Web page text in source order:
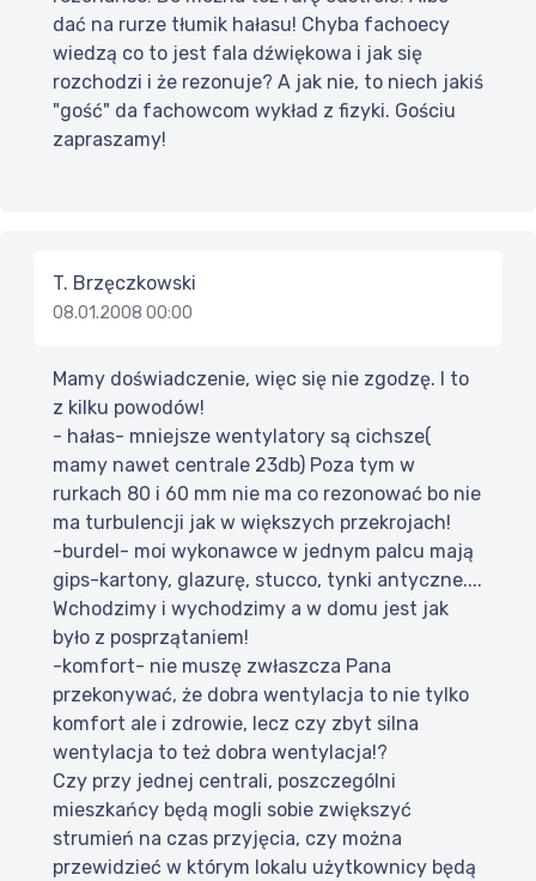
dać na rurze tłumik hałasu! Chyba fachoecy
wiedzą co to jest fala dźwiękowa i jak się
rozchodzi i że rezonuje? A jak nie, to niech jakiś
"gość" da fachowcom wykład z fizyki. Gościu
zapraszamy!
T. Brzęczkowski
08.01.2008 00:00
Mamy doświadczenie, więc się nie zgodzę. I to
z kilku powodów!
- hałas- mniejsze wentylatory są cichsze(
mamy nawet centrale 23db) Poza tym w
rurkach 80 i 60 mm nie ma co rezonować bo nie
ma turbulencji jak w większych przekrojach!
-burdel- moi wykonawce w jednym palcu mają
gips-kartony, glazurę, stucco, tynki antyczne....
Wchodzimy i wychodzimy a w domu jest jak
było z posprzątaniem!
-komfort- nie muszę zwłaszcza Pana
przekonywać, że dobra wentylacja to nie tylko
komfort ale i zdrowie, lecz czy zbyt silna
wentylacja to też dobra wentylacja!?
Czy przy jednej centrali, poszczególni
mieszkańcy będą mogli sobie zwiększyć
strumień na czas przyjęcia, czy można
przewidzieć w którym lokalu użytkownicy będą